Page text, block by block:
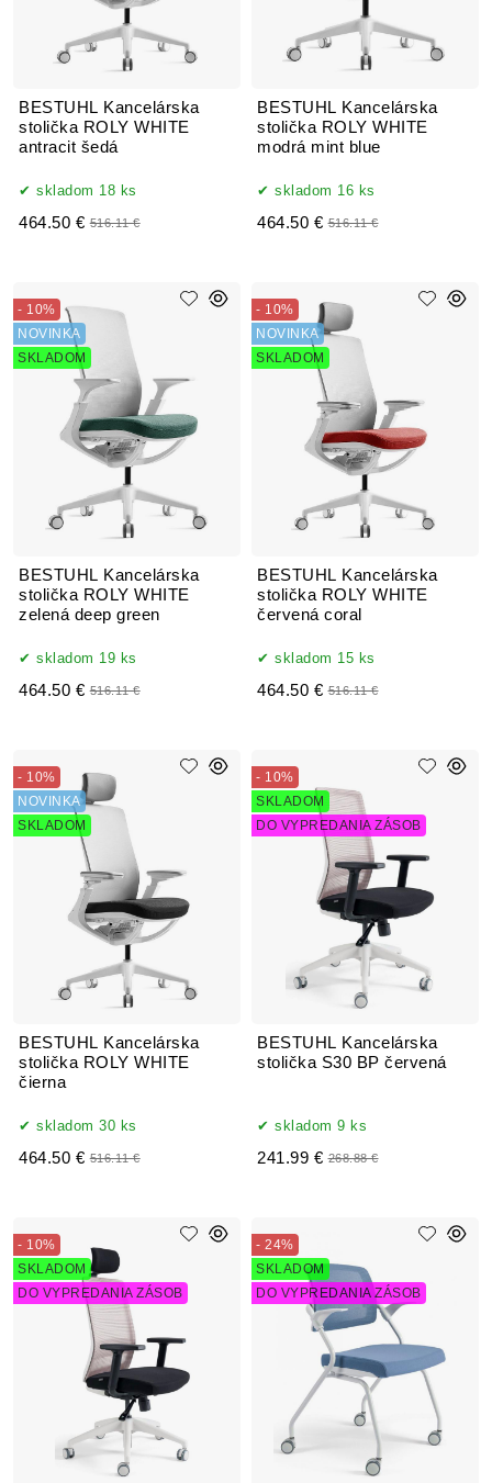
BESTUHL Kancelárska
stolička ROLY WHITE
antracit šedá
skladom 18 ks
464.50 € 516.11 €
BESTUHL Kancelárska
stolička ROLY WHITE
modrá mint blue
skladom 16 ks
464.50 € 516.11 €
BESTUHL Kancelárska
stolička ROLY WHITE
zelená deep green
- 10%
NOVINKA
SKLADOM
skladom 19 ks
464.50 € 516.11 €
BESTUHL Kancelárska
stolička ROLY WHITE
červená coral
- 10%
NOVINKA
SKLADOM
skladom 15 ks
464.50 € 516.11 €
BESTUHL Kancelárska
stolička ROLY WHITE
čierna
- 10%
NOVINKA
SKLADOM
skladom 30 ks
464.50 € 516.11 €
BESTUHL Kancelárska
stolička S30 BP červená
- 10%
SKLADOM
DO VYPREDANIA ZÁSOB
skladom 9 ks
241.99 € 268.88 €
- 10%
SKLADOM
DO VYPREDANIA ZÁSOB
- 24%
SKLADOM
DO VYPREDANIA ZÁSOB